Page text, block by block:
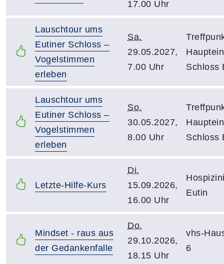
17.00 Uhr
Lauschtour ums
Eutiner Schloss –
Vogelstimmen
erleben
Sa.
29.05.2027,
7.00 Uhr
Schloss
Lauschtour ums
Eutiner Schloss –
Vogelstimmen
erleben
So.
30.05.2027,
8.00 Uhr
Schloss
Letzte-Hilfe-Kurs
Di.
15.09.2026,
16.00 Uhr
Eutin
Mindset - raus aus
der Gedankenfalle
Do.
29.10.2026,
18.15 Uhr
vhs-
6